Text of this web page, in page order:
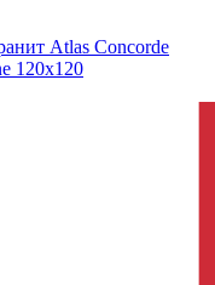
Atlas Concorde
120x120